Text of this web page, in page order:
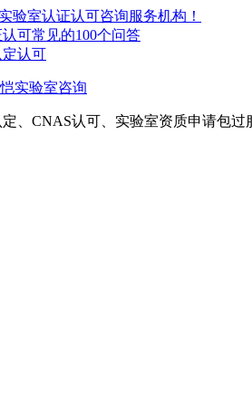
验室认证认可咨询服务机构！
可常见的100个问答
实验室咨询
、CNAS认可、实验室资质申请包过